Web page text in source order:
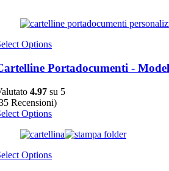
Options
Portadocumenti -
4.97 su 5
Recensioni)
Options
Options